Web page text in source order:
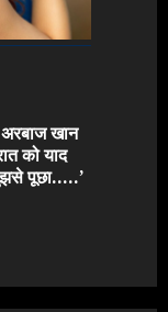
खान
को याद
पूछा…..’